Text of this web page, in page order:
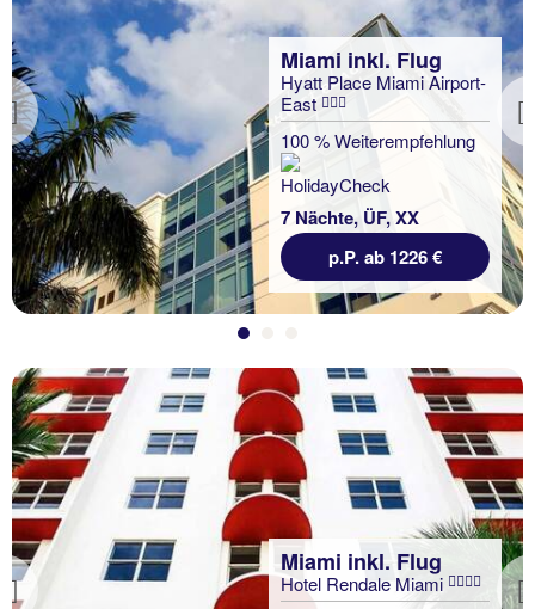
Previous
Miami inkl. Flug
Hyatt Place Miami Airport-
East
100 % Weiterempfehlung
7 Nächte, ÜF, XX
p.P. ab 1226 €
Miami inkl. Flug
Hotel Rendale Miami